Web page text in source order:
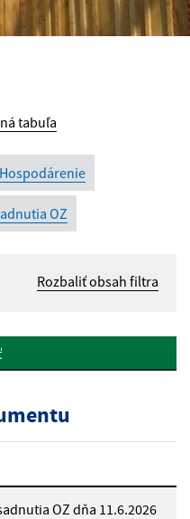
tabuľa
OZ
Rozbaliť obsah filtra
OZ dňa 11.6.2026